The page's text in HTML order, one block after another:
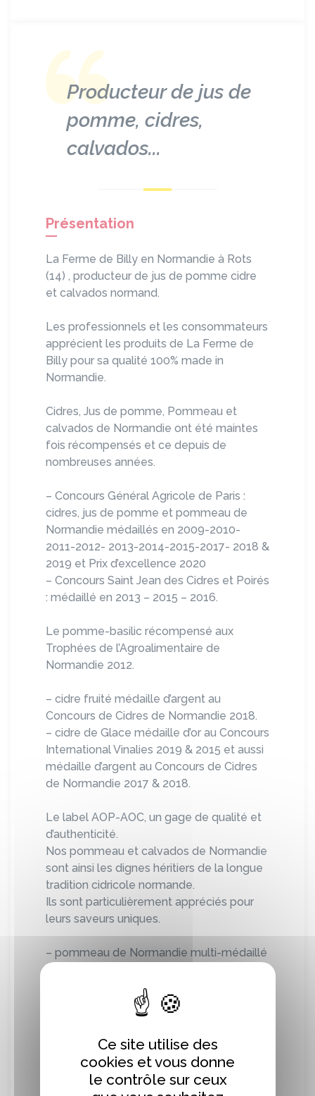
Producteur de jus de
pomme, cidres,
calvados...
Présentation
La Ferme de Billy en Normandie à Rots
(14) , producteur de jus de pomme cidre
et calvados normand.
Les professionnels et les consommateurs
apprécient les produits de La Ferme de
Billy pour sa qualité 100% made in
Normandie.
Cidres, Jus de pomme, Pommeau et
calvados de Normandie ont été maintes
fois récompensés et ce depuis de
nombreuses années.
– Concours Général Agricole de Paris :
cidres, jus de pomme et pommeau de
Normandie médaillés en 2009-2010-
2011-2012- 2013-2014-2015-2017- 2018 &
2019 et Prix d’excellence 2020
– Concours Saint Jean des Cidres et Poirés
: médaillé en 2013 – 2015 – 2016.
Le pomme-basilic récompensé aux
Trophées de l’Agroalimentaire de
Normandie 2012.
– cidre fruité médaille d’argent au
Concours de Cidres de Normandie 2018.
– cidre de Glace médaille d’or au Concours
International Vinalies 2019 & 2015 et aussi
médaille d’argent au Concours de Cidres
de Normandie 2017 & 2018.
Le label AOP-AOC, un gage de qualité et
d’authenticité.
Nos pommeau et calvados de Normandie
sont ainsi les dignes héritiers de la longue
tradition cidricole normande.
Ils sont particulièrement appréciés pour
leurs saveurs uniques.
– pommeau de Normandie multi-médaillé
en 2011-2013- 2014-2015-2018 au
Concours des AOC-AOP de Cambremer
– calvados hors d’âge médaille d’Argent au
Concours des Oenologues de France
2019 et nommé Ambassadeur de
l’Appellation Calvados de Normandie
Ce site utilise des
cookies et vous donne
le contrôle sur ceux